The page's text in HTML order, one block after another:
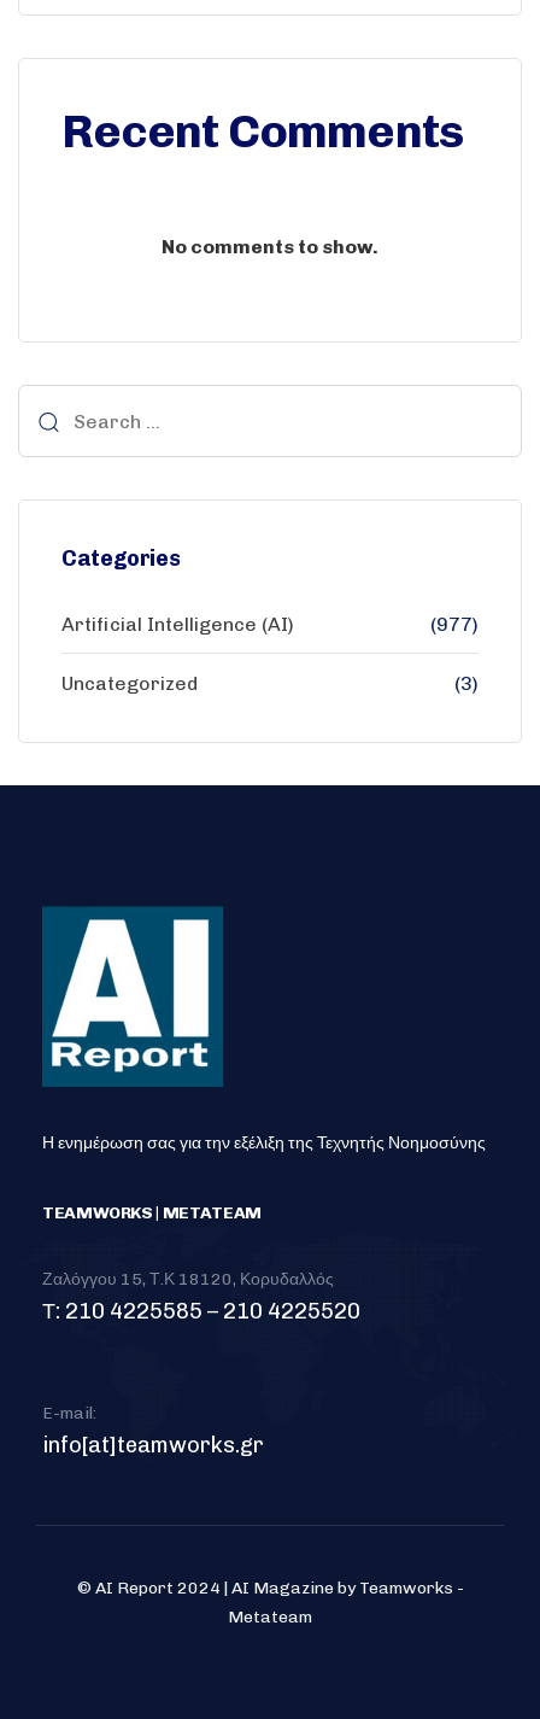
Recent Comments
No comments to show.
Categories
Artificial Intelligence (AI) (977)
Uncategorized (3)
Η ενημέρωση σας για την εξέλιξη της Τεχνητής Νοημοσύνης
TEAMWORKS | METATEAM
Ζαλόγγου 15, Τ.Κ 18120, Κορυδαλλός
Τ: 210 4225585 – 210 4225520
E-mail:
info[at]teamworks.gr
© AI Report 2024 | AI Magazine by Teamworks -
Metateam